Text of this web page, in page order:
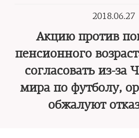
2018.06.27
Акцию против
пенсионного
согласовать из-за
мира по футболу,
обжалуют